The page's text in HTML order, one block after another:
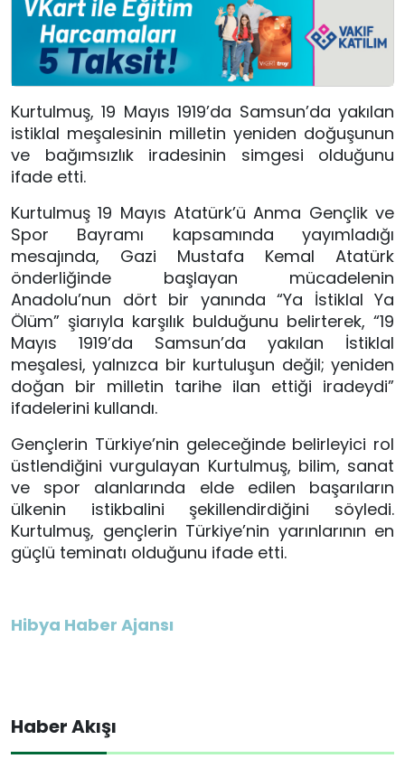
Kurtulmuş, 19 Mayıs 1919’da Samsun’da yakılan
istiklal meşalesinin milletin yeniden doğuşunun
ve bağımsızlık iradesinin simgesi olduğunu
ifade etti.
Kurtulmuş 19 Mayıs Atatürk’ü Anma Gençlik ve
Spor Bayramı kapsamında yayımladığı
mesajında, Gazi Mustafa Kemal Atatürk
önderliğinde başlayan mücadelenin
Anadolu’nun dört bir yanında “Ya İstiklal Ya
Ölüm” şiarıyla karşılık bulduğunu belirterek, “19
Mayıs 1919’da Samsun’da yakılan İstiklal
meşalesi, yalnızca bir kurtuluşun değil; yeniden
doğan bir milletin tarihe ilan ettiği iradeydi”
ifadelerini kullandı.
Gençlerin Türkiye’nin geleceğinde belirleyici rol
üstlendiğini vurgulayan Kurtulmuş, bilim, sanat
ve spor alanlarında elde edilen başarıların
ülkenin istikbalini şekillendirdiğini söyledi.
Kurtulmuş, gençlerin Türkiye’nin yarınlarının en
güçlü teminatı olduğunu ifade etti.
Hibya Haber Ajansı
Haber Akışı